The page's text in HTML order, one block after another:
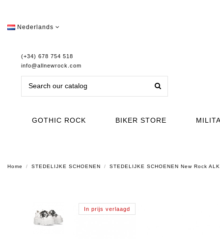
Nederlands
(+34) 678 754 518
info@allnewrock.com
GOTHIC ROCK BIKER STORE
Home STEDELIJKE SCHOENEN STEDELIJKE SCHOENEN New Rock
In prijs verlaagd